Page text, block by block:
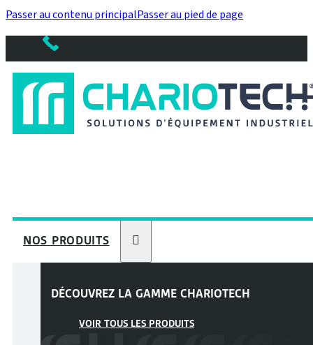
Passer au contenu principalPasser au pied de page
NOS PRODUITS
DÉCOUVREZ LA GAMME CHARIOTECH
VOIR TOUS LES PRODUITS